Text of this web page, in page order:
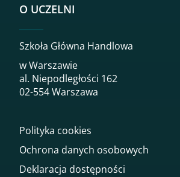
O UCZELNI
Szkoła Główna Handlowa
w Warszawie
al. Niepodległości 162
02-554 Warszawa
Polityka cookies
Ochrona danych osobowych
Deklaracja dostępności